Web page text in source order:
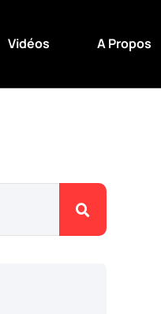
Vidéos A Propos